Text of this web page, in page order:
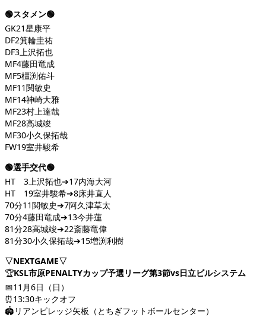
🟢スタメン🟢
GK21星康平
DF2箕輪圭祐
DF3上沢拓也
MF4藤田竜成
MF5橿渕佑斗
MF11関敏史
MF14神崎大雅
MF23村上達哉
MF28高城竣
MF30小久保拓哉
FW19室井駿希
🟢選手交代🟢
HT 3上沢拓也➔17内海大河
HT 19室井駿希➔8床井直人
70分11関敏史➔7阿久津草太
70分4藤田竜成➔13今井蓮
81分28高城竣➔22斎藤竜偉
81分30小久保拓哉➔15増渕利樹
▽NEXTGAME▽
🏆KSL市原PENALTYカップ予選リーグ第3節vs日立ビルシステム
📅11月6日（日）
⏰13:30キックオフ
🏟リアンビレッジ矢板（とちぎフットボールセンター）